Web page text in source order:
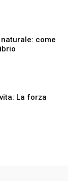
come
La forza